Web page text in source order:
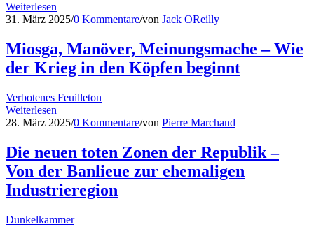
Weiterlesen
31. März 2025/0 Kommentare/von Jack OReilly
Miosga, Manöver, Meinungsmache – Wie
der Krieg in den Köpfen beginnt
Verbotenes Feuilleton
Weiterlesen
28. März 2025/0 Kommentare/von Pierre Marchand
Die neuen toten Zonen der Republik –
Von der Banlieue zur ehemaligen
Industrieregion
Dunkelkammer